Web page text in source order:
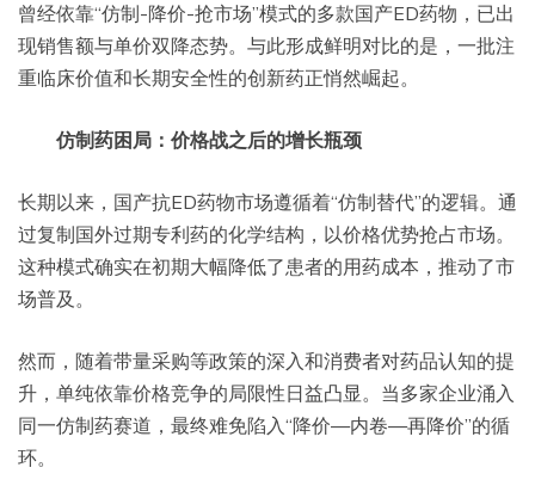
曾经依靠“仿制-降价-抢市场”模式的多款国产ED药物，已出
现销售额与单价双降态势。与此形成鲜明对比的是，一批注
重临床价值和长期安全性的创新药正悄然崛起。
仿制药困局：价格战之后的增长瓶颈
长期以来，国产抗ED药物市场遵循着“仿制替代”的逻辑。通
过复制国外过期专利药的化学结构，以价格优势抢占市场。
这种模式确实在初期大幅降低了患者的用药成本，推动了市
场普及。
然而，随着带量采购等政策的深入和消费者对药品认知的提
升，单纯依靠价格竞争的局限性日益凸显。当多家企业涌入
同一仿制药赛道，最终难免陷入“降价—内卷—再降价”的循
环。